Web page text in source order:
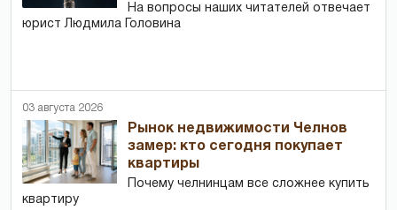
На вопросы наших читателей отвечает
юрист Людмила Головина
03 августа 2026
Рынок недвижимости Челнов
замер: кто сегодня покупает
квартиры
Почему челнинцам все сложнее купить
квартиру